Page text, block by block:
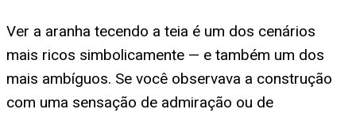
Ver a aranha tecendo a teia é um dos cenários
mais ricos simbolicamente — e também um dos
mais ambíguos. Se você observava a construção
com uma sensação de admiração ou de